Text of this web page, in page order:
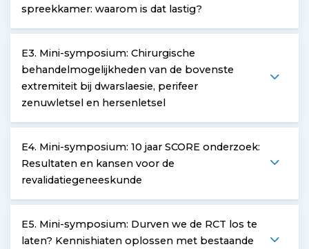
spreekkamer: waarom is dat lastig?
E3. Mini-symposium: Chirurgische
behandelmogelijkheden van de bovenste
extremiteit bij dwarslaesie, perifeer
zenuwletsel en hersenletsel
E4. Mini-symposium: 10 jaar SCORE onderzoek:
Resultaten en kansen voor de
revalidatiegeneeskunde
E5. Mini-symposium: Durven we de RCT los te
laten? Kennishiaten oplossen met bestaande